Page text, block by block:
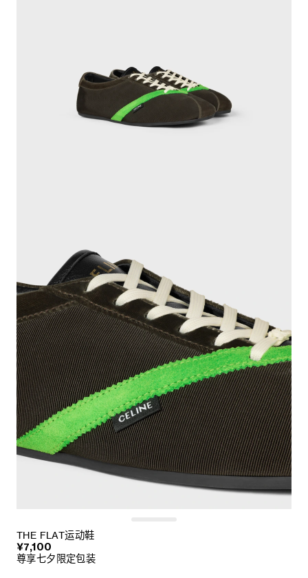
THE FLAT运动鞋
¥7,100
尊享七夕限定包装